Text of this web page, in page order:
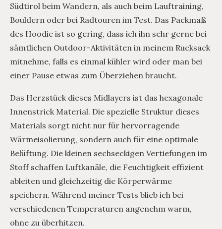
Südtirol beim Wandern, als auch beim Lauftraining,
Bouldern oder bei Radtouren im Test. Das Packmaß
des Hoodie ist so gering, dass ich ihn sehr gerne bei
sämtlichen Outdoor-Aktivitäten in meinem Rucksack
mitnehme, falls es einmal kühler wird oder man bei
einer Pause etwas zum Überziehen braucht.
Das Herzstück dieses Midlayers ist das hexagonale
Innenstrick Material. Die spezielle Struktur dieses
Materials sorgt nicht nur für hervorragende
Wärmeisolierung, sondern auch für eine optimale
Belüftung. Die kleinen sechseckigen Vertiefungen im
Stoff schaffen Luftkanäle, die Feuchtigkeit effizient
ableiten und gleichzeitig die Körperwärme
speichern. Während meiner Tests blieb ich bei
verschiedenen Temperaturen angenehm warm,
ohne zu überhitzen.